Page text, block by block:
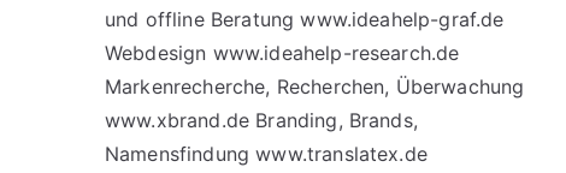
und offline Beratung www.ideahelp-graf.de
Webdesign www.ideahelp-research.de
Markenrecherche, Recherchen, Überwachung
www.xbrand.de Branding, Brands,
Namensfindung www.translatex.de